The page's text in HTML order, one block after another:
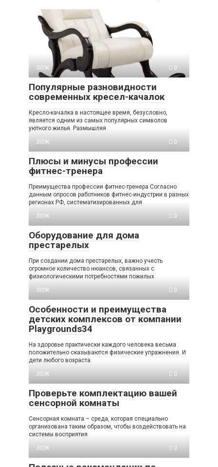
ЗОЖ 0
Популярные разновидности
современных кресел-качалок
Кресло-качалка в настоящее время, безусловно,
является одним из самых популярных символов
уютного жилья. Размышляя
ЗОЖ
0
Плюсы и минусы профессии
фитнес-тренера
Преимущества профессии фитнес-тренера Согласно
данным опросов работников фитнес-индустрии в разных
регионах РФ, систематизированных для
ЗОЖ
0
Оборудование для дома
престарелых
При создании дома престарелых, важно учесть
огромное количество нюансов, связанных с
физиологическими потребностями пожилых
ЗОЖ
0
Особенности и преимущества
детских комплексов от компании
Playgrounds34
На здоровье практически каждого человека весьма
положительно сказываются физические упражнения. И
дети любого возраста
ЗОЖ
0
Проверьте комплектацию вашей
сенсорной комнаты
Сенсорная комната – среда, которая специально
организована таким образом, чтобы воздействовать на
системы восприятия
ЗОЖ
0